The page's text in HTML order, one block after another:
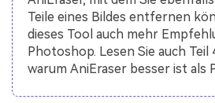
Teile eines Bildes entfernen
dieses Tool auch mehr
Photoshop. Lesen Sie auch Teil
warum AniEraser besser ist als